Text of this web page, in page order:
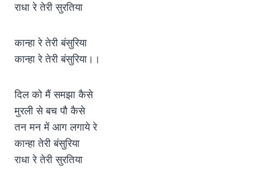
राधा रे तेरी सुरतिया
कान्हा रे तेरी बंसुरिया
कान्हा रे तेरी बंसुरिया।।
दिल को मैं समझा कैसे
मुरली से बच पौ कैसे
तन मन में आग लगाये रे
कान्हा तेरी बंसुरिया
राधा रे तेरी सुरतिया